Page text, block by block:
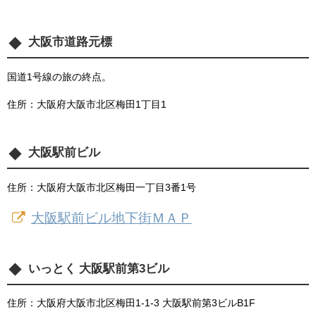
大阪市道路元標
国道1号線の旅の終点。
住所：大阪府大阪市北区梅田1丁目1
大阪駅前ビル
住所：大阪府大阪市北区梅田一丁目3番1号
大阪駅前ビル地下街ＭＡＰ
いっとく 大阪駅前第3ビル
住所：大阪府大阪市北区梅田1-1-3 大阪駅前第3ビルB1F